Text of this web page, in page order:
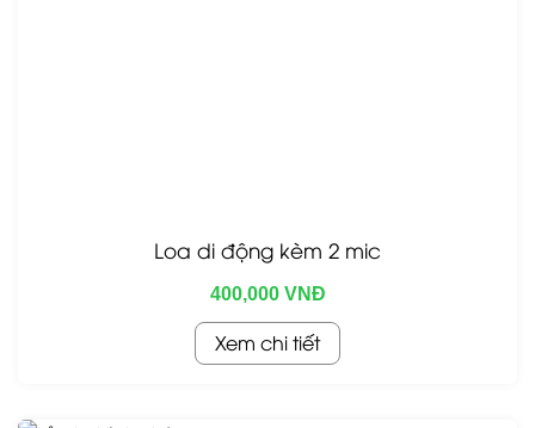
Loa di động kèm 2 mic
400,000 VNĐ
Xem chi tiết